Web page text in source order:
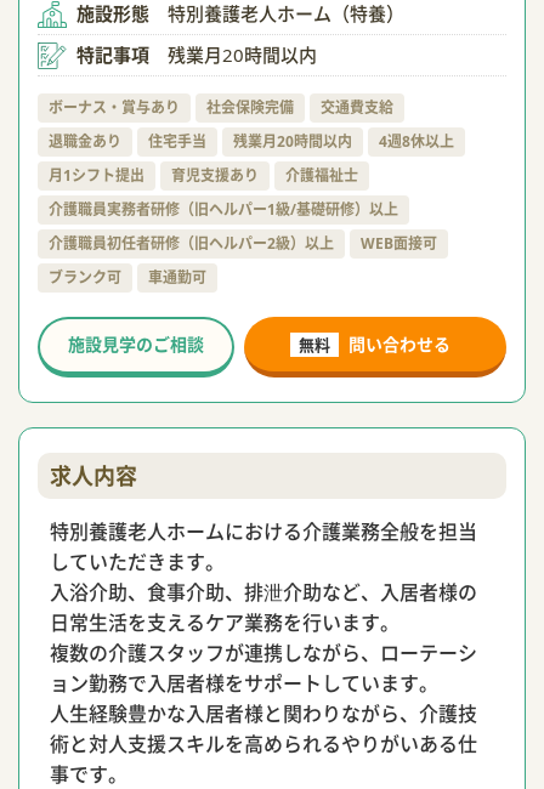
施設形態
特別養護老人ホーム（特養）
特記事項
残業月20時間以内
ボーナス・賞与あり 社会保険完備
交通費支給
退職金あり
住宅手当 残業月20時間以内
4週8休以上
月1シフト提出
育児支援あり
介護福祉士
介護職員実務者研修（旧ヘルパー1級/基礎研修）以上
介護職員初任者研修（旧ヘルパー2級）以上
WEB面接可
ブランク可
車通勤可
無料 問い合わせる
施設見学のご相談
求人内容
特別養護老人ホームにおける介護業務全般を担当
していただきます。
入浴介助、食事介助、排泄介助など、入居者様の
日常生活を支えるケア業務を行います。
複数の介護スタッフが連携しながら、ローテーシ
ョン勤務で入居者様をサポートしています。
人生経験豊かな入居者様と関わりながら、介護技
術と対人支援スキルを高められるやりがいある仕
事です。